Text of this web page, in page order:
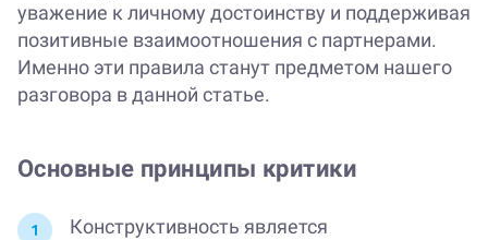
уважение к личному достоинству и поддерживая
позитивные взаимоотношения с партнерами.
Именно эти правила станут предметом нашего
разговора в данной статье.
Основные принципы критики
Конструктивность является